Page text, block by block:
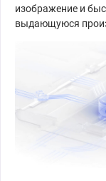
изображение и
выдающуюся